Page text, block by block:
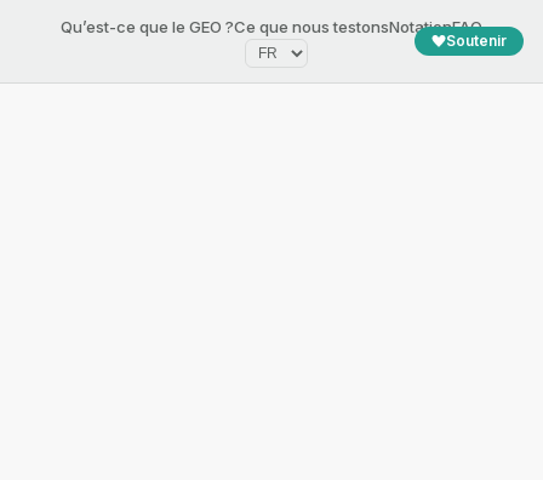
Qu’est-ce que le GEO ?Ce que nous testonsNotationFAQ
Soutenir